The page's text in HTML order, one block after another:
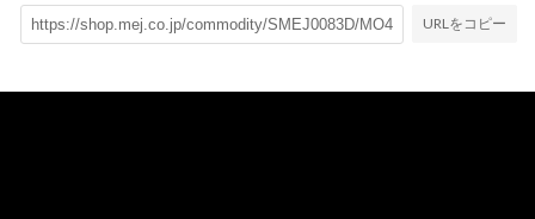
URLをコピー